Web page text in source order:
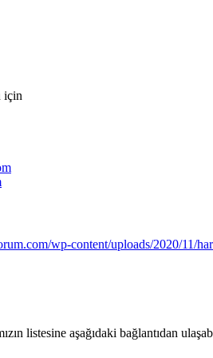
için
listesine aşağıdaki bağlantıdan